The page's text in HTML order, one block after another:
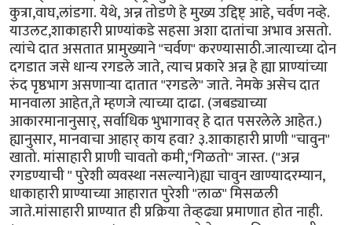
कुत्रा,वाघ,लांडगा. येथे, अन्न तोडणे हे मुख्य उद्दिष्ट् आहे, चर्वण नव्हे.
याउलट,शाकाहारी प्राण्यांकडे सहसा अशा दातांचा अभाव असतो.
त्यांचे दात असतात प्रामुख्याने "चर्वण" करण्यासाठी.जात्याच्या दोन
दगडात जसे धान्य रगडले जाते, त्याच प्रकारे अन्न हे ह्या प्राण्यांच्या
रुंद पृष्ठभाग असणार्‍या दातात "रगडले" जाते. नेमके असेच दात
मानवाला आहेत,ते म्हणजे त्याच्या दाढा. (जबड्याच्या
आकारमानानुसार्, सर्वाधिक भुभागावर् हे दात पसरलेले आहेत.)
ह्यानुसार, मानवाचा आहार् काय हवा? ३.शाकाहारी प्राणी "चावुन"
खातो. मांसाहारी प्राणी चावतो कमी,"गिळतो" जास्त. ("अन्न
रगडण्याची " पुरेशी व्यवस्था नसल्याने)ह्या चावुन खाण्यादरम्यान,
धाकाहारी प्राण्याच्या आहारात पुरेशी "लाळ" मिसळली
जाते.मांसाहारी प्राण्यात ही प्रक्रिया तेव्हढ्या प्रमाणात होत नाही.